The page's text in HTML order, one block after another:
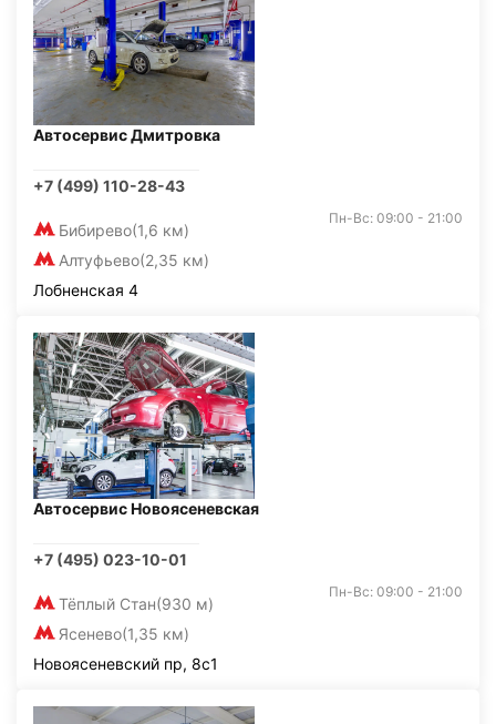
Автосервис Дмитровка
+7 (499) 110-28-43
Бибирево(1,6 км)
Алтуфьево(2,35 км)
Пн-Вс: 09:00 - 21:00
Лобненская 4
Автосервис Новоясеневская
+7 (495) 023-10-01
Тёплый Стан(930 м)
Ясенево(1,35 км)
Пн-Вс: 09:00 - 21:00
Новоясеневский пр, 8с1